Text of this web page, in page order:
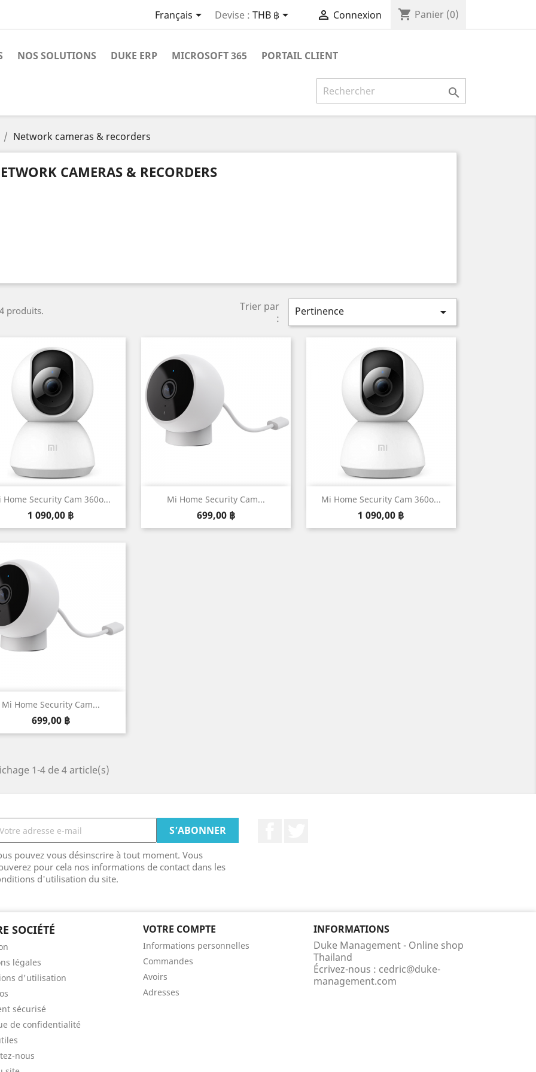
Français Devise : THB ฿  Connexion shopping_cart Panier (0)
NOS SOLUTIONS DUKE ERP MICROSOFT 365 PORTAIL CLIENT

Network cameras & recorders
CAMERAS & RECORDERS
produits.
Trier par
:
Pertinence 
Home Security Cam 360o...
Prix
1 090,00 ฿
Aperçu rapide Mi Home Security Cam...
Prix
699,00 ฿
Aperçu rapide Mi Home Security Cam 360o...
Prix
1 090,00 ฿
Aperçu rapide
Mi Home Security Cam...
Prix
699,00 ฿
Aperçu rapide
1-4 de 4 article(s)
pouvez vous désinscrire à tout moment. Vous
pour cela nos informations de contact dans les
d'utilisation du site.
SOCIÉTÉ
légales
d'utilisation
sécurisé
de confidentialité
nous
VOTRE COMPTE
Informations personnelles
Commandes
Avoirs
Adresses
INFORMATIONS
Duke Management - Online shop
Thailand
Écrivez-nous : cedric@duke-
management.com